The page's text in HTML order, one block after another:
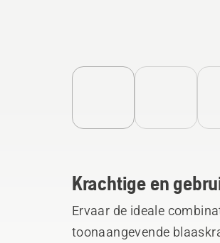
Krachtige en
Ervaar de ideale
toonaangevende